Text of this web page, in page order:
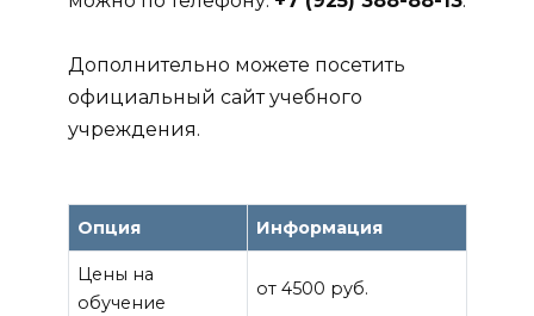
Дополнительно можете посетить
официальный сайт учебного
учреждения.
Опция Информация
Цены на
обучение
от 4500 руб.